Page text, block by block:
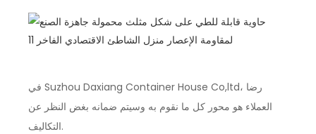
في Suzhou Daxiang Container House Co,ltd، رضا
العملاء هو محور كل ما نقوم به وسيتم ضمانه بغض النظر عن
التكاليف.